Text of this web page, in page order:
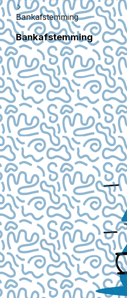
Bankafstemming
Bankafstemming